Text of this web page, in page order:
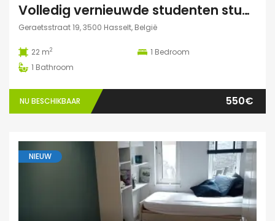
Volledig vernieuwde studenten studio te huur
Geraetsstraat 19, 3500 Hasselt, België
22 m2 1 Bedroom
1 Bathroom
NU BESCHIKBAAR 550€
NIEUW